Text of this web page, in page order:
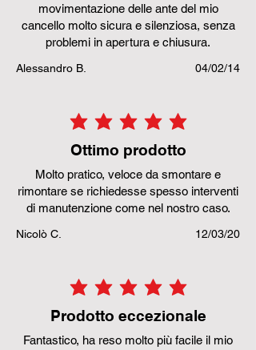
movimentazione delle ante del mio
cancello molto sicura e silenziosa, senza
problemi in apertura e chiusura.
Alessandro B. 04/02/14
la valutazione media è 5 su
Ottimo prodotto
Molto pratico, veloce da smontare e
rimontare se richiedesse spesso interventi
di manutenzione come nel nostro caso.
Nicolò C. 12/03/20
la valutazione media è 5 su
Prodotto eccezionale
Fantastico, ha reso molto più facile il mio